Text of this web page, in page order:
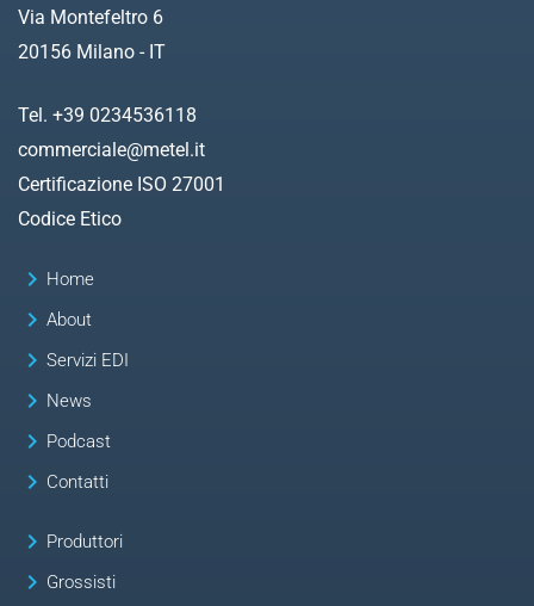
Via Montefeltro 6
20156 Milano - IT
Tel. +39 0234536118
commerciale@metel.it
Certificazione ISO 27001
Codice Etico
keyboard_arrow_right Home
keyboard_arrow_right About
keyboard_arrow_right Servizi EDI
keyboard_arrow_right News
keyboard_arrow_right Podcast
keyboard_arrow_right Contatti
keyboard_arrow_right Produttori
keyboard_arrow_right Grossisti